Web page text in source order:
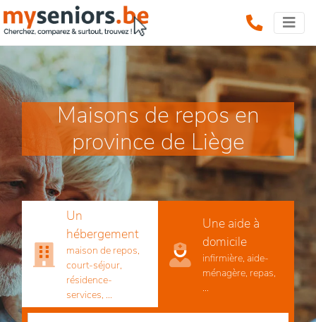
Maisons de repos en
province de Liège
Un
hébergement
maison de repos,
court-séjour,
résidence-
services, ...
Une aide à
domicile
infirmière, aide-
ménagère, repas,
...